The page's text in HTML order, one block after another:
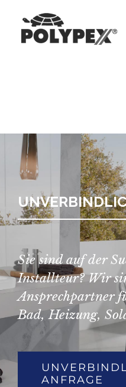
Sie sind auf der
Installteur? Wir
Ansprechpartner
Bad, Heizung,
ANFRAGE